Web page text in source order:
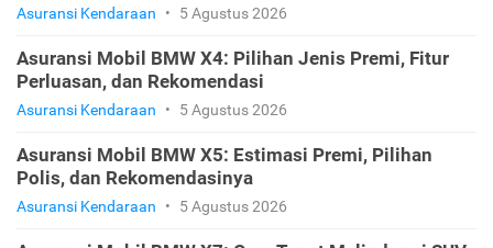
Asuransi Kendaraan • 5 Agustus 2026
Asuransi Mobil BMW X4: Pilihan Jenis Premi, Fitur
Perluasan, dan Rekomendasi
Asuransi Kendaraan • 5 Agustus 2026
Asuransi Mobil BMW X5: Estimasi Premi, Pilihan
Polis, dan Rekomendasinya
Asuransi Kendaraan • 5 Agustus 2026